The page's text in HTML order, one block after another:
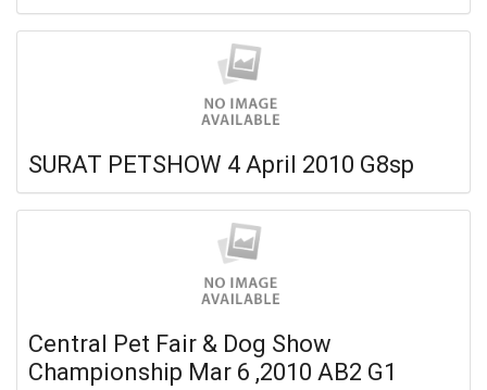
SURAT PETSHOW 4 April 2010 G8sp
Central Pet Fair & Dog Show
Championship Mar 6 ,2010 AB2 G1